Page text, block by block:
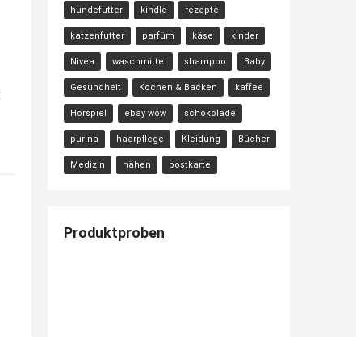
hundefutter kindle rezepte
katzenfutter parfüm käse kinder
Nivea waschmittel shampoo Baby
Gesundheit Kochen & Backen kaffee
Hörspiel ebay wow schokolade
purina haarpflege Kleidung Bücher
Medizin nähen postkarte
Produktproben